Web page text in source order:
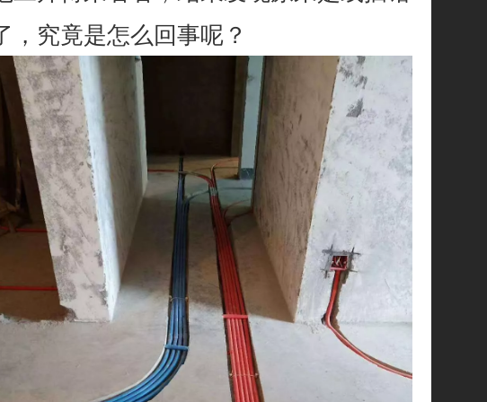
，究竟是怎么回事呢？